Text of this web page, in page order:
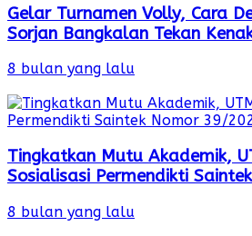
Gelar Turnamen Volly, Cara
Sorjan Bangkalan Tekan
8 bulan yang lalu
Tingkatkan Mutu Akademik,
Sosialisasi Permendikti
8 bulan yang lalu